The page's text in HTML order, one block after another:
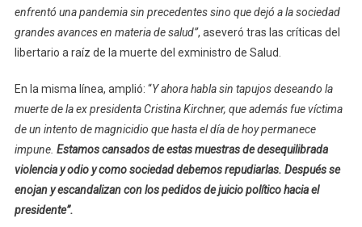
enfrentó una pandemia sin precedentes sino que dejó a la sociedad
grandes avances en materia de salud”, aseveró tras las críticas del
libertario a raíz de la muerte del exministro de Salud.
En la misma línea, amplió: “Y ahora habla sin tapujos deseando la
muerte de la ex presidenta Cristina Kirchner, que además fue víctima
de un intento de magnicidio que hasta el día de hoy permanece
impune. Estamos cansados de estas muestras de desequilibrada
violencia y odio y como sociedad debemos repudiarlas. Después se
enojan y escandalizan con los pedidos de juicio político hacia el
presidente”.